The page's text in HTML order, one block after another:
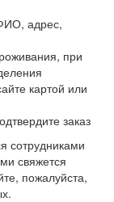
адрес,
при
картой или
заказ
сотрудниками
свяжется
пожалуйста,